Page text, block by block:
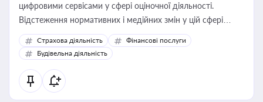
цифровими сервісами у сфері оціночної діяльності.
Відстеження нормативних і медійних змін у цій сфері
корисне для власника бізнесу, керівника, юриста або
бухгалтера під час оподаткування, приватизації, оренди
державного майна, корпоративних угод і перевірки
статусу суб'єктів оціночної діяльності
Страхова діяльність
Фінансові послуги
Будівельна діяльність